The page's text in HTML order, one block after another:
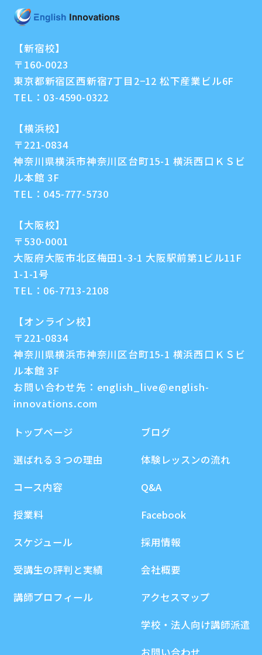
【新宿校】
〒160-0023
東京都新宿区西新宿7丁目2−12 松下産業ビル6F
TEL： 03-4590-0322
【横浜校】
〒221-0834
神奈川県横浜市神奈川区台町15-1 横浜西口ＫＳビ
ル本館 3F
TEL： 045-777-5730
【大阪校】
〒530-0001
大阪府大阪市北区梅田1-3-1 大阪駅前第1ビル11F
1-1-1号
TEL： 06-7713-2108
【オンライン校】
〒221-0834
神奈川県横浜市神奈川区台町15-1 横浜西口ＫＳビ
ル本館 3F
お問い合わせ先： english_live@english-
innovations.com
トップページ
選ばれる３つの理由
コース内容
授業料
スケジュール
受講生の評判と実績
講師プロフィール
ブログ
体験レッスンの流れ
Q&A
Facebook
採用情報
会社概要
アクセスマップ
学校・法人向け講師派遣
お問い合わせ